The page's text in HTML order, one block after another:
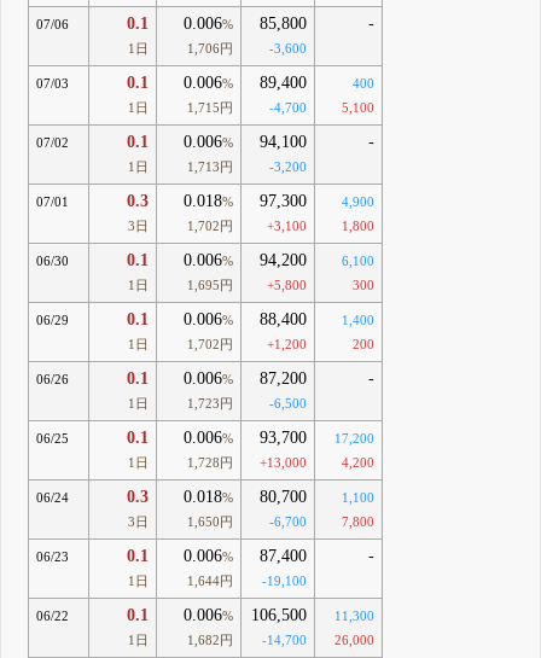
07/06 0.1
1日
0.006%
1,706円
85,800
-3,600
-
07/03 0.1
1日
0.006%
1,715円
89,400
-4,700
400
5,100
07/02 0.1
1日
0.006%
1,713円
94,100
-3,200
-
07/01 0.3
3日
0.018%
1,702円
97,300
+3,100
4,900
1,800
06/30 0.1
1日
0.006%
1,695円
94,200
+5,800
6,100
300
06/29 0.1
1日
0.006%
1,702円
88,400
+1,200
1,400
200
06/26 0.1
1日
0.006%
1,723円
87,200
-6,500
-
06/25 0.1
1日
0.006%
1,728円
93,700
+13,000
17,200
4,200
06/24 0.3
3日
0.018%
1,650円
80,700
-6,700
1,100
7,800
06/23 0.1
1日
0.006%
1,644円
87,400
-19,100
-
06/22 0.1
1日
0.006%
1,682円
106,500
-14,700
11,300
26,000